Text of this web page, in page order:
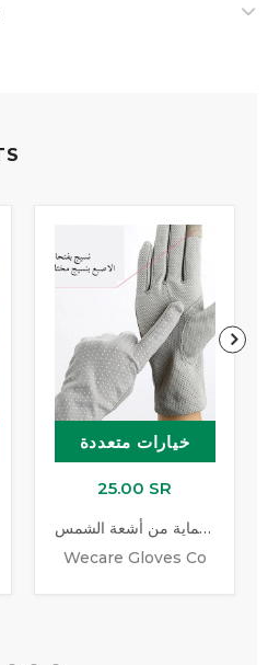
خيارات متعددة
25.00 SR
قفازات القيادة للحماية من أشعة الشمس
Wecare Gloves Co